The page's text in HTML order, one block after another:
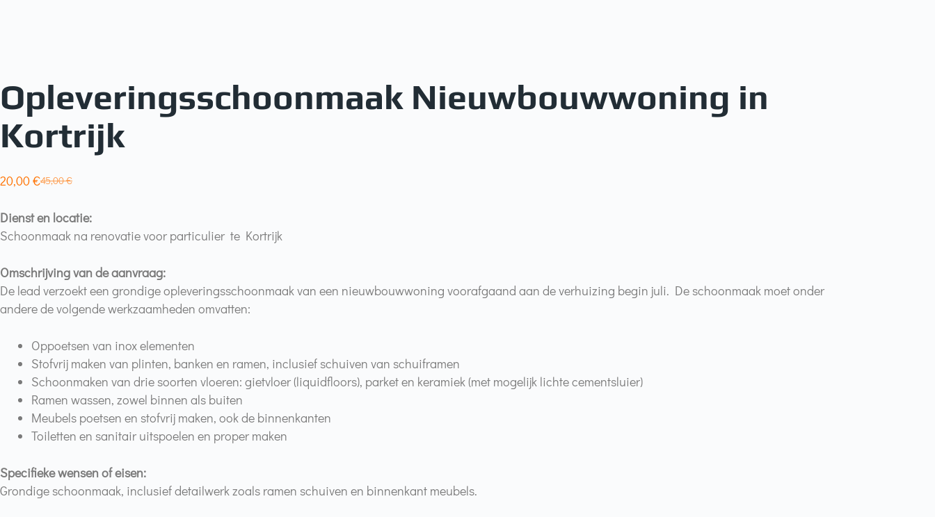
Opleveringsschoonmaak Nieuwbouwwoning in
Kortrijk
45,00€
20,00€
Dienst en locatie:
Schoonmaak na renovatie voor particulier te Kortrijk
Omschrijving van de aanvraag:
De lead verzoekt een grondige opleveringsschoonmaak van een nieuwbouwwoning voorafgaand aan de verhuizing begin juli. De schoonmaak moet onder
andere de volgende werkzaamheden omvatten:
Oppoetsen van inox elementen
Stofvrij maken van plinten, banken en ramen, inclusief schuiven van schuiframen
Schoonmaken van drie soorten vloeren: gietvloer (liquidfloors), parket en keramiek (met mogelijk lichte cementsluier)
Ramen wassen, zowel binnen als buiten
Meubels poetsen en stofvrij maken, ook de binnenkanten
Toiletten en sanitair uitspoelen en proper maken
Specifieke wensen of eisen:
Grondige schoonmaak, inclusief detailwerk zoals ramen schuiven en binnenkant meubels.